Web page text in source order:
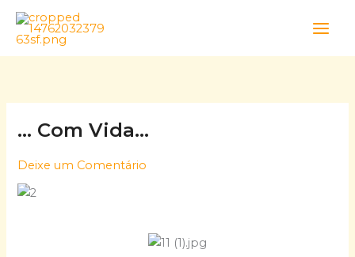
Skip
content
… Com Vida…
Deixe um Comentário